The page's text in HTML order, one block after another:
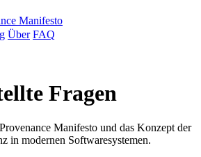
Manifesto
Über FAQ
Fragen
Manifesto und das Konzept der
in modernen Softwaresystemen.